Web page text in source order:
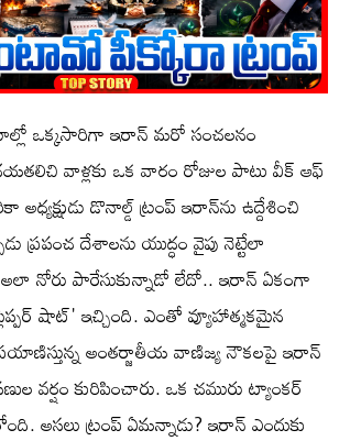
ఒక్కసారిగా ఇరాన్ మరో సంచలనం
వాళ్లకు ఒక వారం రోజుల పాటు వీక్ ఆఫ్
డొనాల్డ్ ట్రంప్ ఇరాన్‌ను ఉద్దేశించి
ప్రపంచ దేశాలను యుద్ధం వైపు నెట్టేలా
అలా నోరు పారేసుకున్నాడో లేదో.. ఇరాన్ ఏకంగా
షాట్' ఇచ్చింది. ఎంతో వ్యూహాత్మకమైన
అంతర్జాతీయ వాణిజ్య నౌకలపై ఇరాన్
వర్షం కురిపించారు. ఒక చమురు ట్యాంకర్
అసలు ట్రంప్ ఏమన్నాడు? ఇరాన్ ఎందుకు